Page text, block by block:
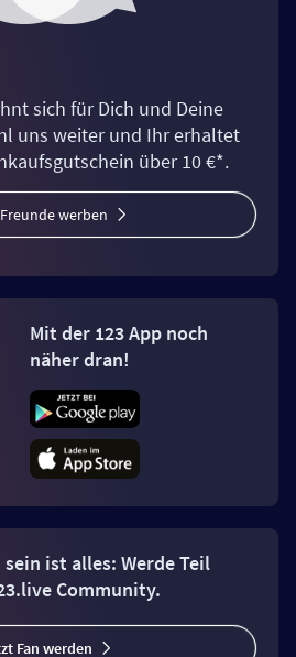
sich für Dich und Deine
uns weiter und Ihr erhaltet
über 10 €*.
werben
Mit der 123 App noch
näher dran!
sein ist alles: Werde Teil
Community.
Fan werden